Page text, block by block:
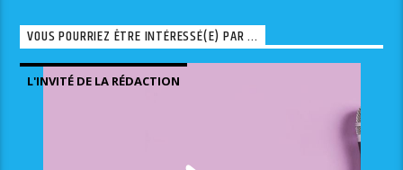
VOUS POURRIEZ ÊTRE INTÉRESSÉ(E) PAR ...
L'INVITÉ DE LA RÉDACTION